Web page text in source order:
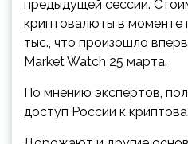
предыдущей сессии.
криптовалюты в моменте
тыс., что произошло
Market Watch 25 марта.
По мнению экспертов,
доступ России к